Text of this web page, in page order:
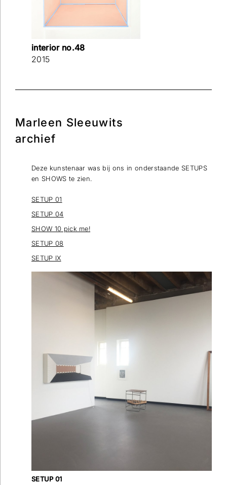
interior no.48
2015
Marleen Sleeuwits
archief
Deze kunstenaar was bij ons in onderstaande SETUPS
en SHOWS te zien.
SETUP 01
SETUP 04
SHOW 10 pick me!
SETUP 08
SETUP IX
SETUP 01
Wilt u op de hoogte blijven dan kunt u zich hier
Verstuur